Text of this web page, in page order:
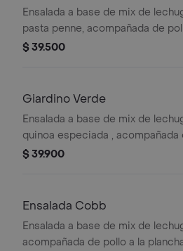
Ensalada a base de mix de
pasta penne, acompañada de
la plancha, brócoli rostizado,
$ 39.500
Giardino Verde
Ensalada a base de mix de
quinoa especiada , acompañada
pollo a la plancha, tomate cherry,
con vinagreta Mediterránea.
$ 39.900
Ensalada Cobb
Ensalada a base de mix de
acompañada de pollo a la